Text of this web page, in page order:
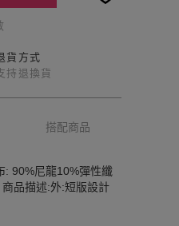
貨方式
持退換貨
搭配商品
: 90%尼龍10%彈性纖
品描述:外:短版設計